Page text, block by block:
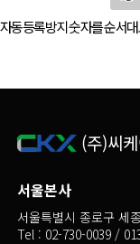
자동등록방지 숫자를 순서
(주)씨케
서울본사
서울특별시 종로구 세
Tel : 02-730-0039 /